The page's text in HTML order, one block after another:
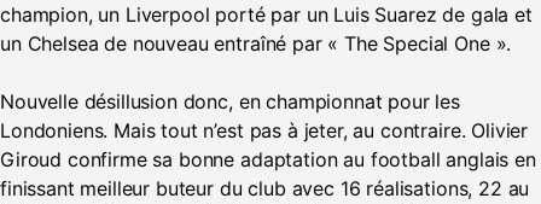
champion, un Liverpool porté par un Luis Suarez de gala et
un Chelsea de nouveau entraîné par « The Special One ».
Nouvelle désillusion donc, en championnat pour les
Londoniens. Mais tout n’est pas à jeter, au contraire. Olivier
Giroud confirme sa bonne adaptation au football anglais en
finissant meilleur buteur du club avec 16 réalisations, 22 au